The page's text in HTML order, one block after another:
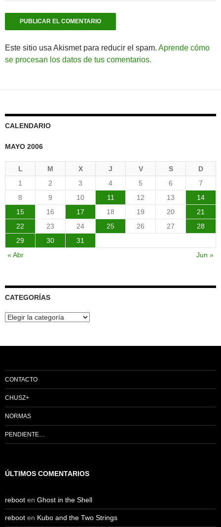
Este sitio usa Akismet para reducir el spam. Aprende cómo
se procesan los datos de tus comentarios.
CALENDARIO
MAYO 2006
L M X J V S
D
1
2 3 4 5 6
7
8
9 10 11 12 13
14
15
16 17 18 19 20
21
22
23 24 25 26 27
28
29
30
31
« Abr
Jun »
CATEGORÍAS
Categorías
CONTACTO
CHUSZ+
NORMAS
PENDIENTE…
ÚLTIMOS COMENTARIOS
reboot en Ghost in the Shell
reboot en Kubo and the Two Strings